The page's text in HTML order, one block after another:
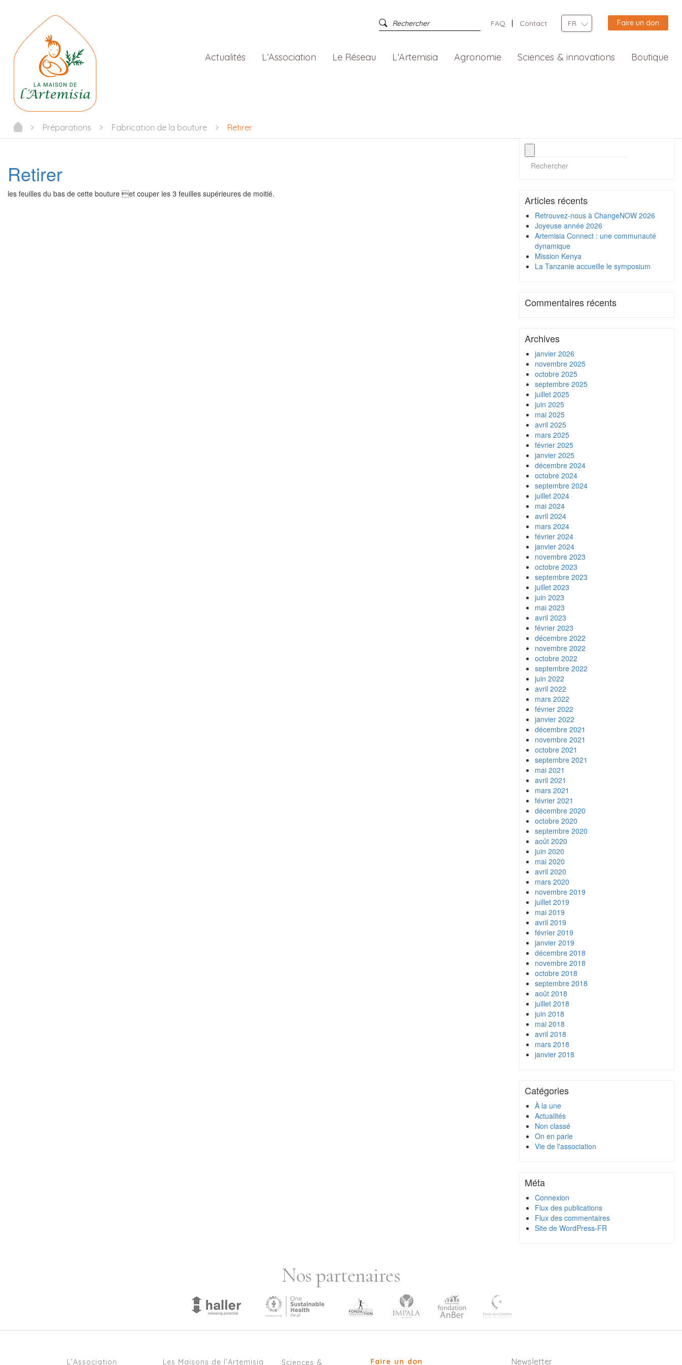
FAQ Contact FR Faire un don
Actualités L’Association Le Réseau L’Artemisia Agronomie Sciences & innovations Boutique
Préparations Fabrication de la bouture Retirer
Retirer
les feuilles du bas de cette bouture et couper les 3 feuilles supérieures de moitié. Articles récents
Retrouvez-nous à ChangeNOW 2026
Joyeuse année 2026
Artemisia Connect : une communauté
dynamique
Mission Kenya
La Tanzanie accueille le symposium
Commentaires récents
Archives
janvier 2026
novembre 2025
octobre 2025
septembre 2025
juillet 2025
juin 2025
mai 2025
avril 2025
mars 2025
février 2025
janvier 2025
décembre 2024
octobre 2024
septembre 2024
juillet 2024
mai 2024
avril 2024
mars 2024
février 2024
janvier 2024
novembre 2023
octobre 2023
septembre 2023
juillet 2023
juin 2023
mai 2023
avril 2023
février 2023
décembre 2022
novembre 2022
octobre 2022
septembre 2022
juin 2022
avril 2022
mars 2022
février 2022
janvier 2022
décembre 2021
novembre 2021
octobre 2021
septembre 2021
mai 2021
avril 2021
mars 2021
février 2021
décembre 2020
octobre 2020
septembre 2020
août 2020
juin 2020
mai 2020
avril 2020
mars 2020
novembre 2019
juillet 2019
mai 2019
avril 2019
février 2019
janvier 2019
décembre 2018
novembre 2018
octobre 2018
septembre 2018
août 2018
juillet 2018
juin 2018
mai 2018
avril 2018
mars 2018
janvier 2018
Catégories
À la une
Actualités
Non classé
On en parle
Vie de l'association
Méta
Connexion
Flux des publications
Flux des commentaires
Site de WordPress-FR
Nos partenaires
L’Association Les Maisons de l’Artemisia Sciences & Faire un don Newsletter